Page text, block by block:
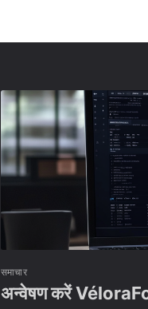
समाचार
अन्वेषण करें